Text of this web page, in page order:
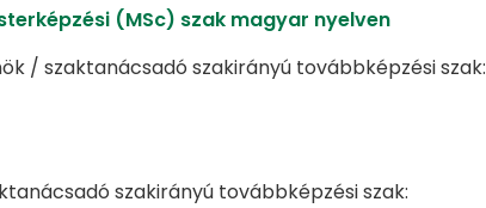
(MSc) szak magyar nyelven
/ szaktanácsadó szakirányú továbbképzési szak:
szakirányú továbbképzési szak: